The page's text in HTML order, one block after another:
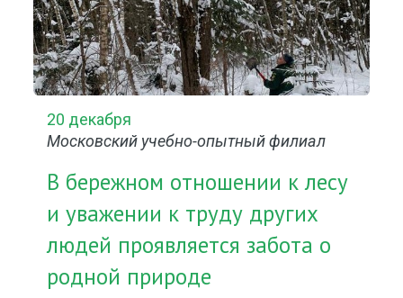
20 декабря
Московский учебно-опытный филиал
В бережном отношении к лесу
и уважении к труду других
людей проявляется забота о
родной природе